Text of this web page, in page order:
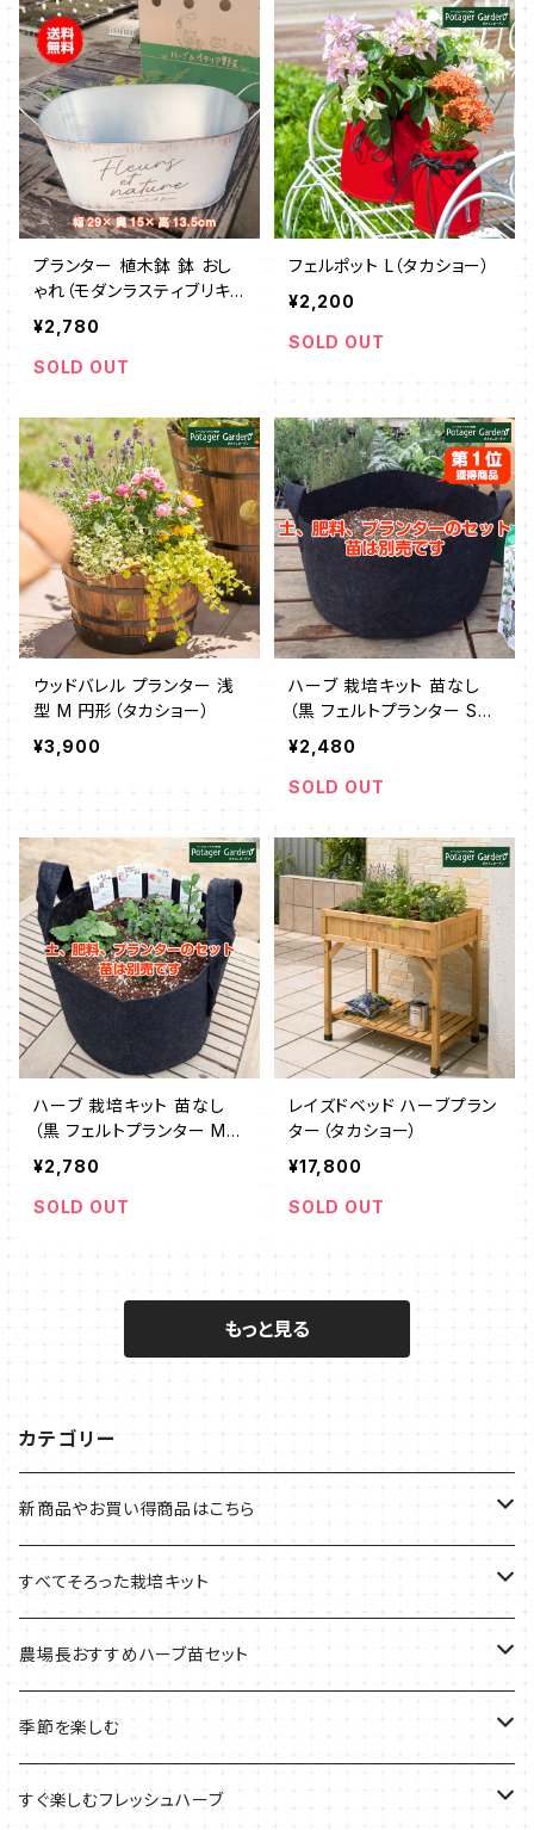
プランター 植木鉢 鉢 おし
ゃれ（モダンラスティブリキ
オーバルM）
¥2,780
SOLD OUT
フェルポット L（タカショー）
¥2,200
SOLD OUT
ウッドバレル プランター 浅
型 M 円形（タカショー）
¥3,900
ハーブ 栽培キット 苗なし
（黒 フェルトプランター Sサ
イズ）
¥2,480
SOLD OUT
ハーブ 栽培キット 苗なし
（黒 フェルトプランター Mサ
イズ）
¥2,780
SOLD OUT
レイズドベッド ハーブプラン
ター（タカショー）
¥17,800
SOLD OUT
もっと見る
カテゴリー
新商品やお買い得商品はこちら
今イチオシの商品
季節のおすすめ商品
すべてそろった栽培キット
フェルトプランターの栽培キット
ルーツポーチの栽培キット
ブリキプランターの栽培キット
農場長おすすめハーブ苗セット
農場長おすすめセット
おすすめの寄せ植え
季節を楽しむ
2022年のお正月
すぐ楽しむフレッシュハーブ